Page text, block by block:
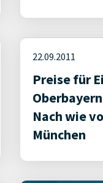
22.09.2011
Preise für
Nach wie
München